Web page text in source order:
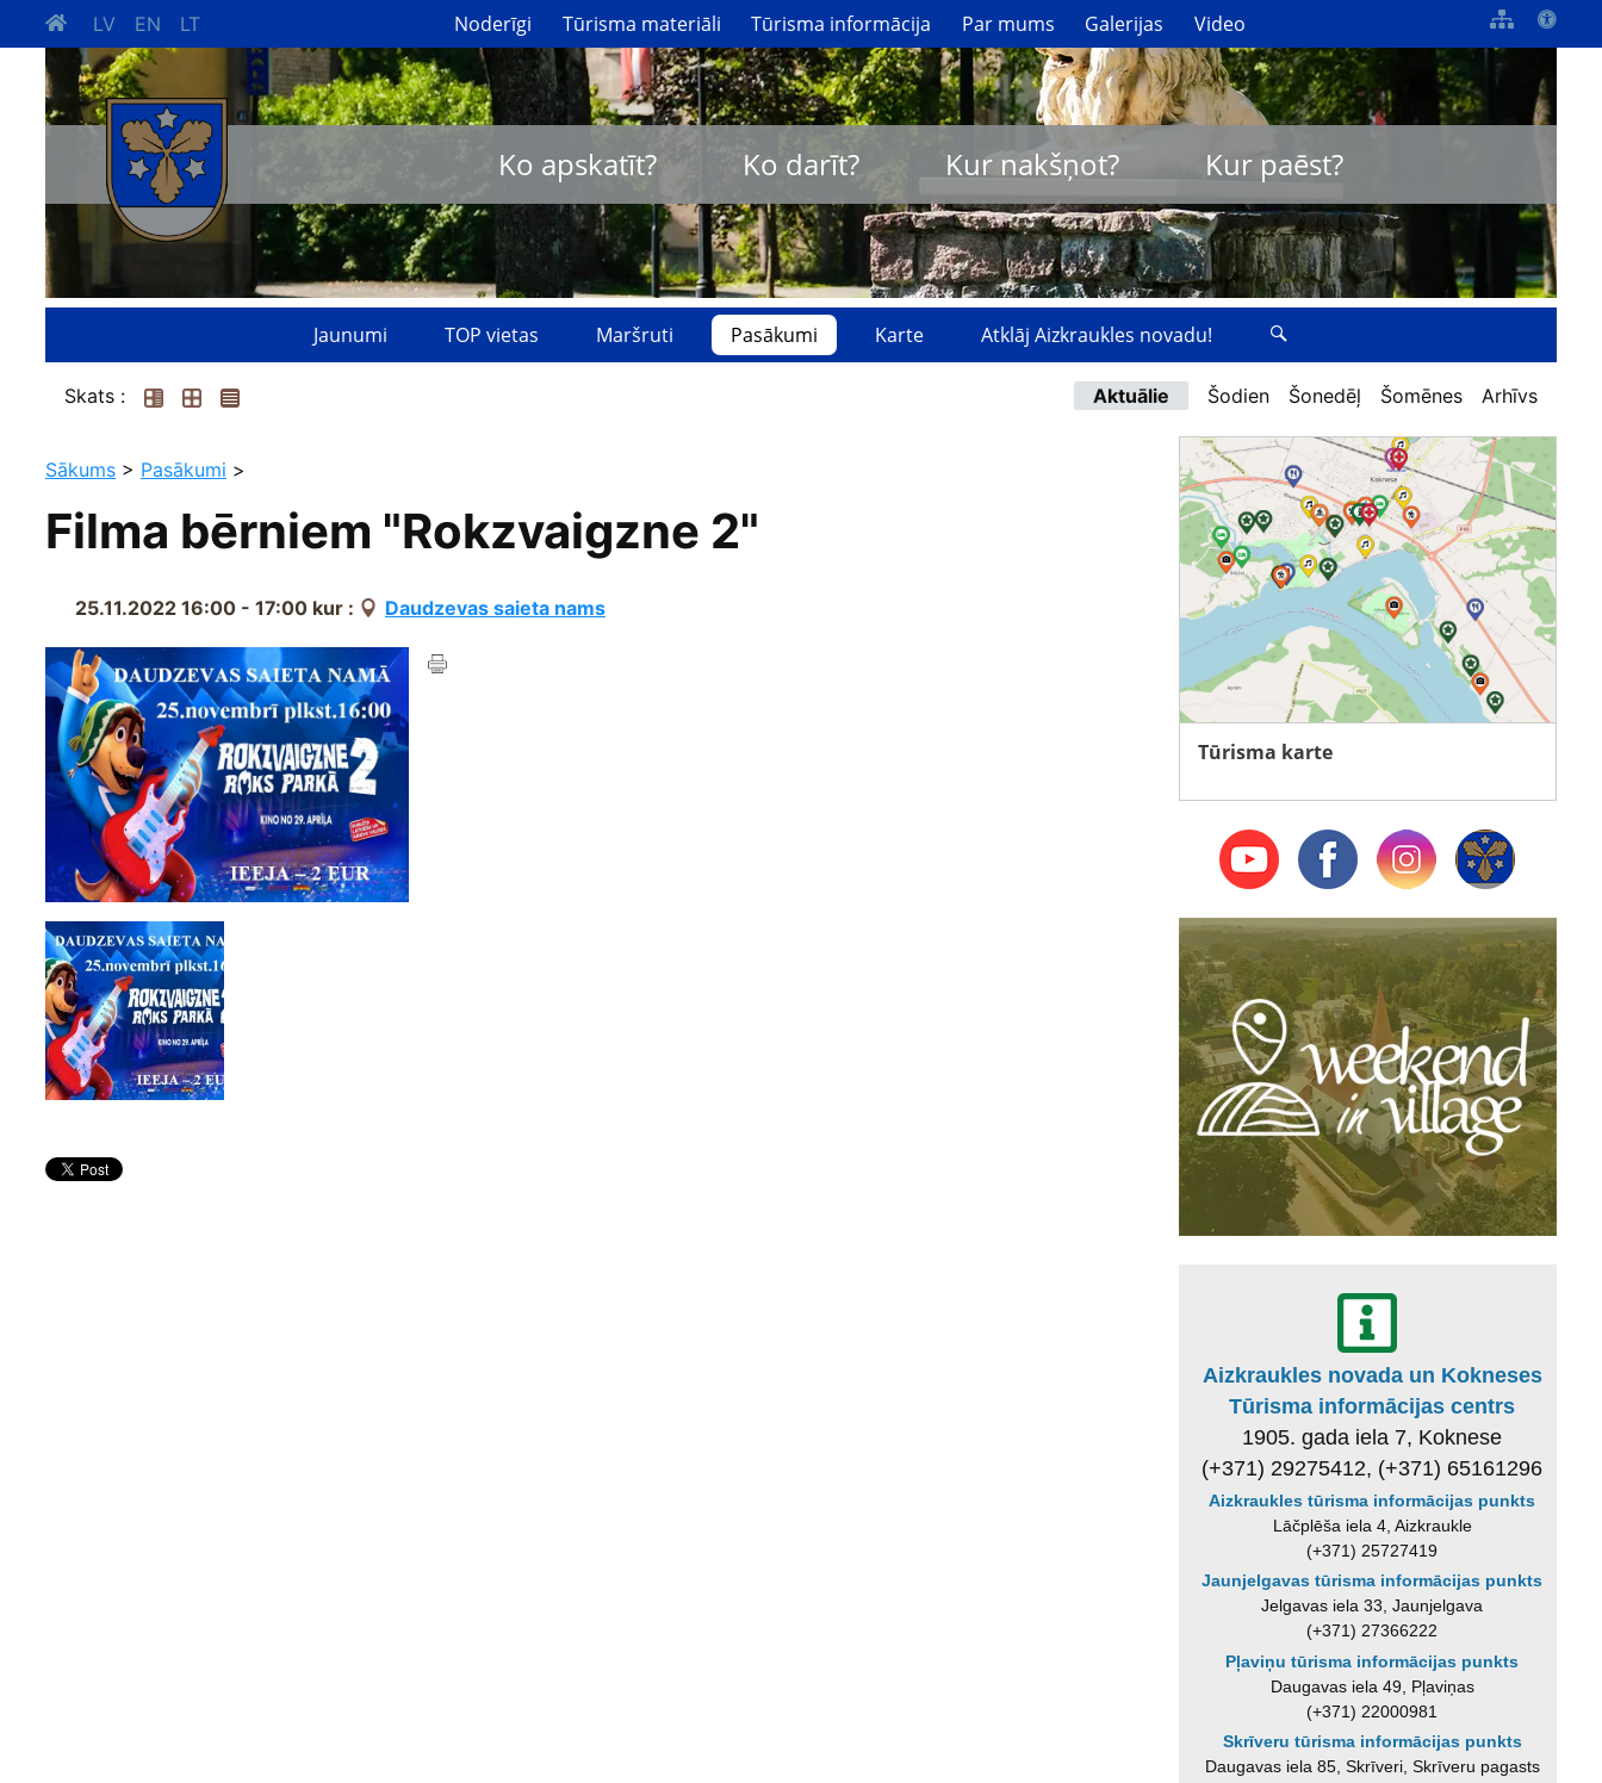
LV EN LT Noderīgi Tūrisma materiāli Tūrisma informācija Par mums Galerijas Video
Ko apskatīt? Ko darīt? Kur nakšņot? Kur paēst?
Jaunumi TOP vietas Maršruti Pasākumi Karte Atklāj Aizkraukles novadu!
Skats : Aktuālie Šodien Šonedēļ Šomēnes Arhīvs
Sākums > Pasākumi >
Filma bērniem "Rokzvaigzne 2"
25.11.2022 16:00 - 17:00 kur : Daudzevas saieta nams
Tūrisma karte
Aizkraukles novada un Kokneses
Tūrisma informācijas centrs
1905. gada iela 7, Koknese
(+371) 29275412, (+371) 65161296
Aizkraukles tūrisma informācijas punkts
Lāčplēša iela 4, Aizkraukle
(+371) 25727419
Jaunjelgavas tūrisma informācijas punkts
Jelgavas iela 33, Jaunjelgava
(+371) 27366222
Pļaviņu tūrisma informācijas punkts
Daugavas iela 49, Pļaviņas
(+371) 22000981
Skrīveru tūrisma informācijas punkts
Daugavas iela 85, Skrīveri, Skrīveru pagasts